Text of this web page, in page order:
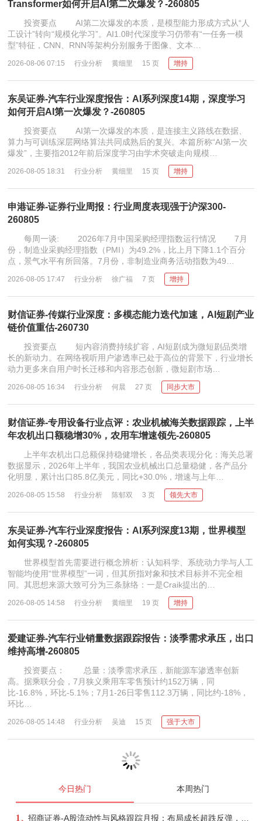
Transformer如何开启AI第二次爆发？-260805
投资要点 AI第二次爆发的本质，是模型能力形成方式从“人
工设计”转向“规模化学习”。AI1.0时代深度学习仍带有“一任务一模
型”特征，CNN、RNN等架构分别服务于图像、文本…
2026-08-06 07:15 行业分析 黄细里 15 页 增持
东吴证券-汽车行业深度报告：AI系列深度14期，深度学习
如何开启AI第一次爆发？-260805
投资要点 AI第一次爆发的本质，是连接主义路线在数据、
算力与可训练深层网络算法共同成熟后的复兴。本篇所称“AI第一次
爆发”，主要指2012年前后深度学习由学术突破走向规模…
2026-08-05 18:31 行业分析 黄细里 15 页 增持
申港证券-证券行业周报：行业周度表现强于沪深300-
260805
每周一谈: 2026年7月中国采购经理指数运行情况 7月
份，制造业采购经理指数（PMI）为49.2%，比上月下降1.1个百分
点，景气水平有所回落。7月份，非制造业商务活动指数为49…
2026-08-05 17:47 行业分析 徐广福 7 页 增持
财信证券-传媒行业深度：多模态能力迭代加速，AI短剧产业
链价值重估-260730
投资要点 短内容消费持续扩容，AI短剧成为微短剧品类增
长的新动力。在网络视听用户渗透率已处于高位的背景下，行业增长
动力更多来自用户时长迁移和内容形态创新，微短剧市场…
2026-08-05 16:34 行业分析 何晨 27 页 同步大市
财信证券-专用设备行业点评：农业机械海关数据跟踪，上半
年农机出口额稳增30%，农用车增速领先-260805
上半年农机出口总额保持稳健增长，各品类表现分化：海关总署
数据显示，2026年上半年，我国农业机械出口总量稳健，各产品分
化明显，累计出口85.8亿美元，同比+30.0%，增速与上年…
2026-08-05 15:58 行业分析 陈郁双 3 页 领先大市
东吴证券-汽车行业深度报告：AI系列深度13期，世界模型
如何实现？-260805
世界模型首先需要进行概念辨析：认知科学、系统动力学与人工
智能均使用“世界模型”一词，但其所指对象和技术目标并不完全相
同。其思想来源大致可分为三条脉络：一是Craik提出的…
2026-08-05 14:58 行业分析 黄细里 19 页 增持
爱建证券-汽车行业销量数据跟踪报告：淡季需求承压，出口
维持高增-260805
投资要点： 总量：淡季需求承压，新能源车渗透率创新
高。据乘联分会，7月狭义乘用车零售预计约152万辆，同
比-16.8%，环比-5.1%；7月1-26日零售112.3万辆，同比约-18%，
环比…
2026-08-05 14:48 行业分析 吴迪 15 页 强于大市
今日热门 本周热门
1、